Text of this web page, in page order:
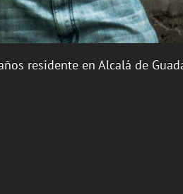
residente en Alcalá de